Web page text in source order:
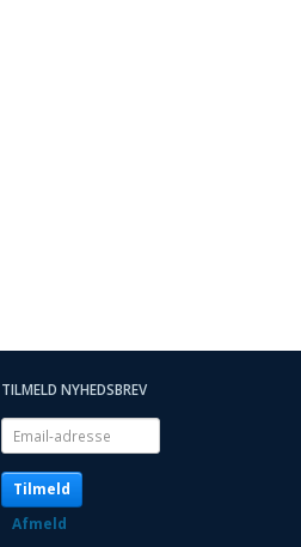
TILMELD NYHEDSBREV
Email-
adresse
Tilmeld
Afmeld